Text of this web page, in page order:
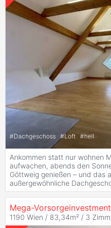
#Dachgeschoss #Loft #hell
Ankommen statt nur wohnen
aufwachen, abends den
Göttweig genießen – und das
außergewöhnliche
Mega-
1190 Wien / 83,34m² / 3